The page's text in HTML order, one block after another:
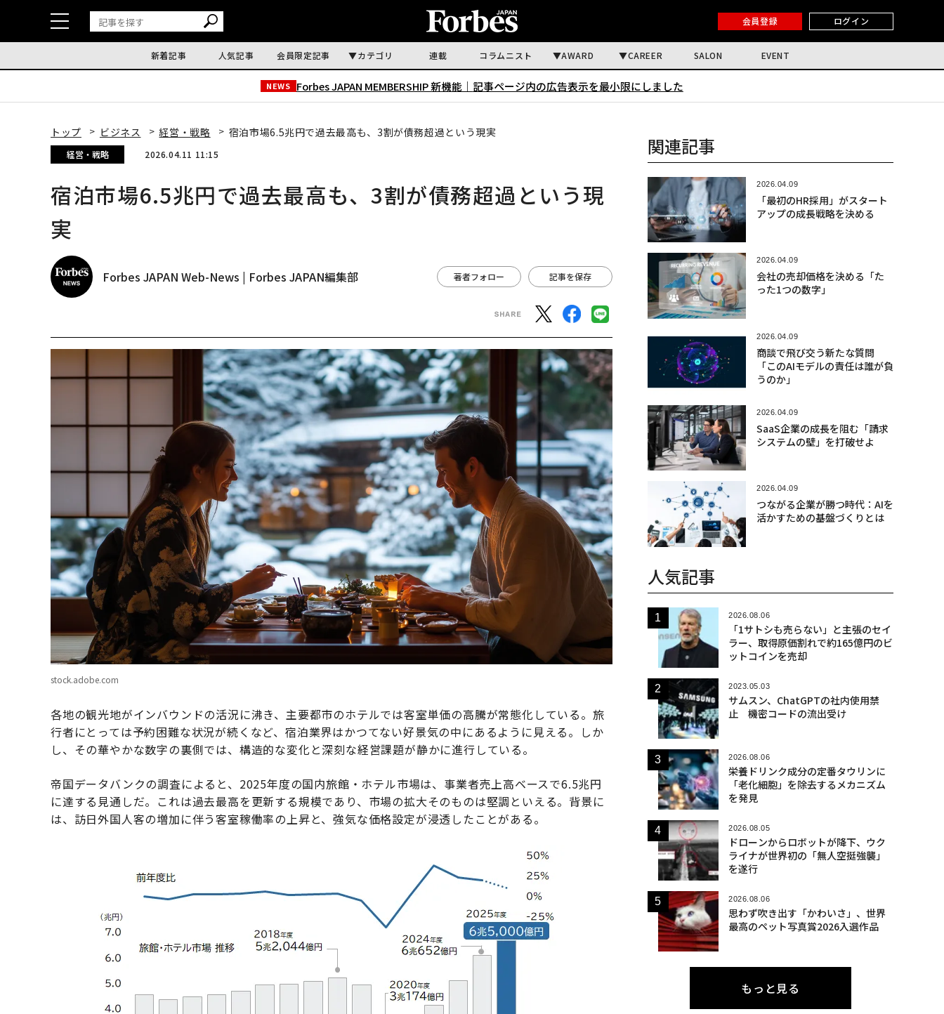
会員登録 ログイン
新着記事 人気記事 会員限定記事 カテゴリ 連載 コラムニスト AWARD CAREER SALON EVENT
NEWS Forbes JAPAN MEMBERSHIP 新機能｜ 記事ページ内の広告表示を最小限にしました
トップ ビジネス 経営・戦略 宿泊市場6.5兆円で過去最高も、3割が債務超過という現実
経営・戦略 2026.04.11 11:15
宿泊市場6.5兆円で過去最高も、3割が債務超過という現
実
Forbes JAPAN Web-News | Forbes JAPAN編集部 著者フォロー 記事を保存
stock.adobe.com
各地の観光地がインバウンドの活況に沸き、主要都市のホテルでは客室単価の高騰が常態化している。旅
行者にとっては予約困難な状況が続くなど、宿泊業界はかつてない好景気の中にあるように見える。しか
し、その華やかな数字の裏側では、構造的な変化と深刻な経営課題が静かに進行している。
帝国データバンクの調査によると、2025年度の国内旅館・ホテル市場は、事業者売上高ベースで6.5兆円
に達する見通しだ。これは過去最高を更新する規模であり、市場の拡大そのものは堅調といえる。背景に
は、訪日外国人客の増加に伴う客室稼働率の上昇と、強気な価格設定が浸透したことがある。
関連記事
2026.04.09
「最初のHR採用」がスタート
アップの成長戦略を決める
2026.04.09
会社の売却価格を決める「た
った1つの数字」
2026.04.09
商談で飛び交う新たな質問
「このAIモデルの責任は誰が負
うのか」
2026.04.09
SaaS企業の成長を阻む「請求
システムの壁」を打破せよ
2026.04.09
つながる企業が勝つ時代：AIを
活かすための基盤づくりとは
人気記事
2026.08.06
「1サトシも売らない」と主張のセイ
ラー、取得原価割れで約165億円のビ
ットコインを売却
2023.05.03
サムスン、ChatGPTの社内使用禁
止 機密コードの流出受け
2026.08.06
栄養ドリンク成分の定番タウリンに
「老化細胞」を除去するメカニズム
を発見
2026.08.05
ドローンからロボットが降下、ウク
ライナが世界初の「無人空挺強襲」
を遂行
2026.08.06
思わず吹き出す「かわいさ」、世界
最高のペット写真賞2026入選作品
もっと見る